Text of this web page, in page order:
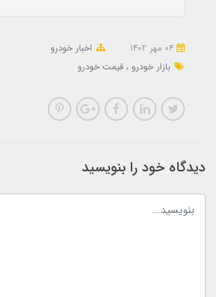
اخبار خودرو
بازار خودرو
قیمت خودرو
دیدگاه خود را بنویسید